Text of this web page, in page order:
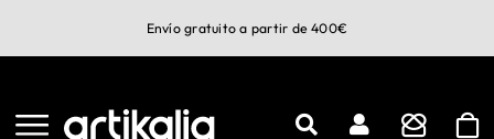
Envío gratuito a partir de 400€